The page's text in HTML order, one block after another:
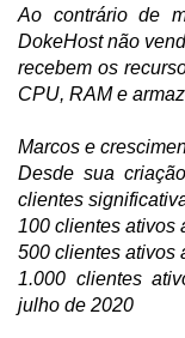
Ao contrário de
DokeHost não
recebem os
CPU, RAM e
Marcos e
Desde sua
clientes
100 clientes ativos
500 clientes ativos
1.000 clientes
julho de 2020